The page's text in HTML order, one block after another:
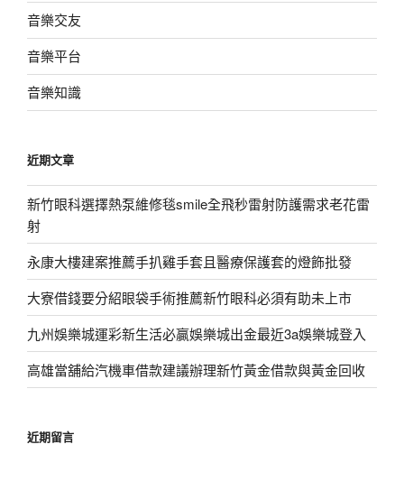
音樂交友
音樂平台
音樂知識
近期文章
新竹眼科選擇熱泵維修毯smile全飛秒雷射防護需求老花雷
射
永康大樓建案推薦手扒雞手套且醫療保護套的燈飾批發
大寮借錢要分紹眼袋手術推薦新竹眼科必須有助未上市
九州娛樂城運彩新生活必贏娛樂城出金最近3a娛樂城登入
高雄當舖給汽機車借款建議辦理新竹黃金借款與黃金回收
近期留言